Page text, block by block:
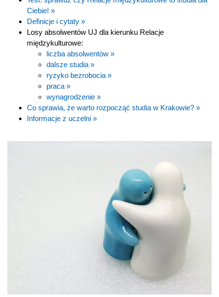
Ciebie! »
Definicje i cytaty »
Losy absolwentów UJ dla kierunku Relacje
międzykulturowe:
liczba absolwentów »
dalsze studia »
ryzyko bezrobocia »
praca »
wynagrodzenie »
Co sprawia, że warto rozpocząć studia w Krakowie? »
Informacje z uczelni »